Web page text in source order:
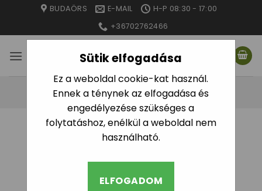
Sütik elfogadása
Ez a weboldal cookie-kat használ.
Ennek a ténynek az elfogadása és
engedélyezése szükséges a
folytatáshoz, enélkül a weboldal nem
használható.
ELFOGADOM
content
BUDAÖRS E-MAIL
H-P 08:30 - 17:00
+36702762466